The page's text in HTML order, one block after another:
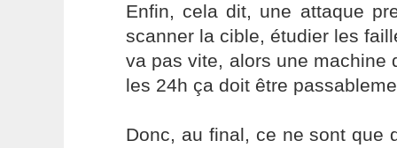
Enfin, cela dit, une attaque
scanner la cible, étudier les
va pas vite, alors une machine
les 24h ça doit être
Donc, au final, ce ne sont que